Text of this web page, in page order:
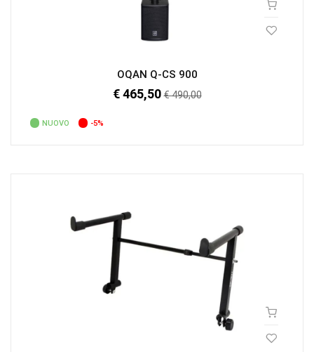
OQAN Q-CS 900
€ 465,50Prezzo
€ 490,00
NUOVO -5%